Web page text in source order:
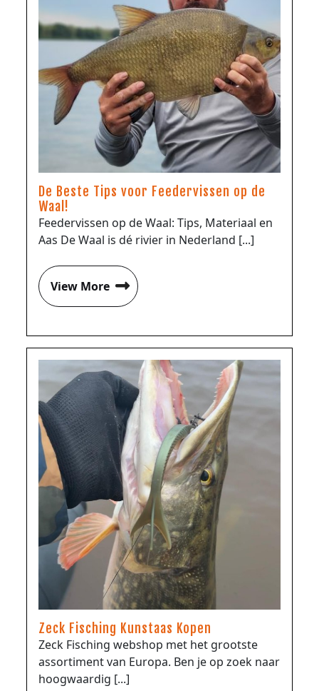
De Beste Tips voor Feedervissen op de
Waal!
Feedervissen op de Waal: Tips, Materiaal en
Aas De Waal is dé rivier in Nederland [...]
View More
Zeck Fisching Kunstaas Kopen
Zeck Fisching webshop met het grootste
assortiment van Europa. Ben je op zoek naar
hoogwaardig [...]